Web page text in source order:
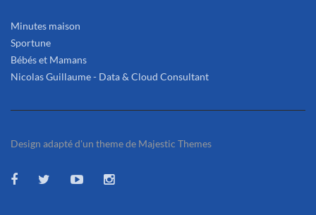
Minutes maison
Sportune
Bébés et Mamans
Nicolas Guillaume - Data & Cloud Consultant
Design adapté d'un theme de Majestic Themes